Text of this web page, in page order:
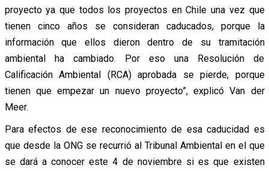
proyecto ya que todos los proyectos en Chile una vez que
tienen cinco años se consideran caducados, porque la
información que ellos dieron dentro de su tramitación
ambiental ha cambiado. Por eso una Resolución de
Calificación Ambiental (RCA) aprobada se pierde, porque
tienen que empezar un nuevo proyecto”, explicó Van der
Meer.
Para efectos de ese reconocimiento de esa caducidad es
que desde la ONG se recurrió al Tribunal Ambiental en el que
se dará a conocer este 4 de noviembre si es que existen